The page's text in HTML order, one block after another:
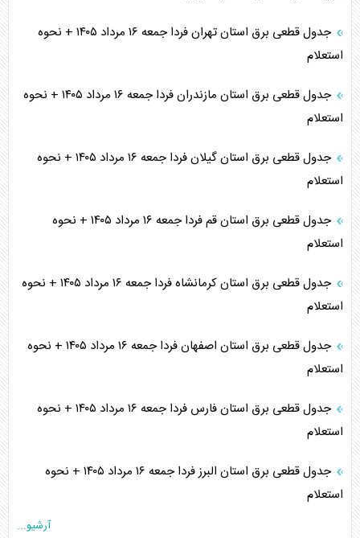
جدول قطعی برق استان تهران فردا جمعه ۱۶ مرداد ۱۴۰۵ + نحوه
استعلام
جدول قطعی برق استان مازندران فردا جمعه ۱۶ مرداد ۱۴۰۵ + نحوه
استعلام
جدول قطعی برق استان گیلان فردا جمعه ۱۶ مرداد ۱۴۰۵ + نحوه
استعلام
جدول قطعی برق استان قم فردا جمعه ۱۶ مرداد ۱۴۰۵ + نحوه
استعلام
جدول قطعی برق استان کرمانشاه فردا جمعه ۱۶ مرداد ۱۴۰۵ + نحوه
استعلام
جدول قطعی برق استان اصفهان فردا جمعه ۱۶ مرداد ۱۴۰۵ + نحوه
استعلام
جدول قطعی برق استان فارس فردا جمعه ۱۶ مرداد ۱۴۰۵ + نحوه
استعلام
جدول قطعی برق استان البرز فردا جمعه ۱۶ مرداد ۱۴۰۵ + نحوه
استعلام
آرشیو...